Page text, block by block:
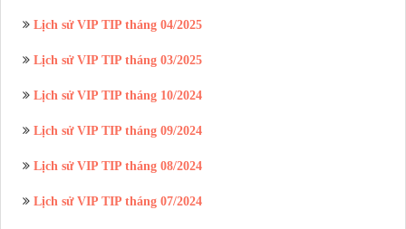
Lịch sử VIP TIP tháng 04/2025
Lịch sử VIP TIP tháng 03/2025
Lịch sử VIP TIP tháng 10/2024
Lịch sử VIP TIP tháng 09/2024
Lịch sử VIP TIP tháng 08/2024
Lịch sử VIP TIP tháng 07/2024